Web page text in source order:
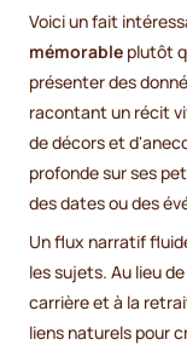
Voici un fait
mémorable plutôt
présenter des
racontant un récit
de décors et
profonde sur ses
des dates ou des
Un flux narratif
les sujets. Au lieu
carrière et à la
liens naturels pour